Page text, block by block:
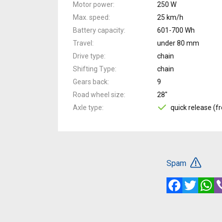
Motor power
250 W
Max. speed
25 km/h
Battery capacity
601-700 Wh
Travel
under 80 mm
Drive type
chain
Shifting Type
chain
Gears back
9
Road wheel size
28"
Axle type
quick release
Spam
FacebookTwitter